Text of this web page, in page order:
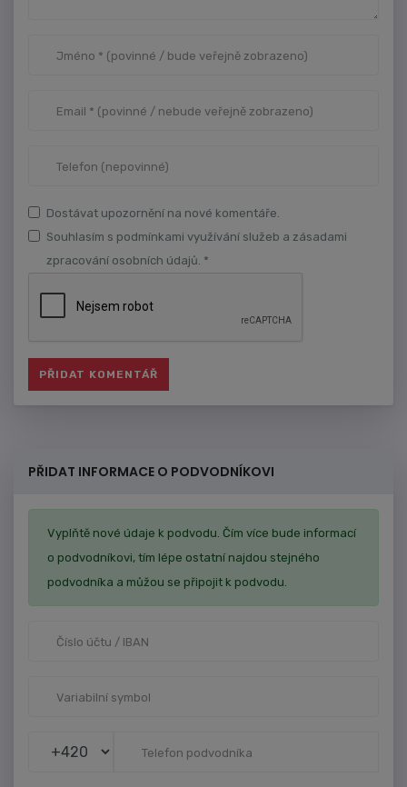
Dostávat upozornění na nové komentáře.
Souhlasím s podmínkami využívání služeb a zásadami
zpracování osobních údajů. *
PŘIDAT INFORMACE O PODVODNÍKOVI
Vyplňtě nové údaje k podvodu. Čím více bude informací
o podvodníkovi, tím lépe ostatní najdou stejného
podvodníka a můžou se připojit k podvodu.